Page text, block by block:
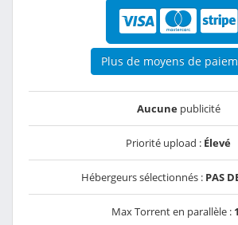
Plus de moyens de
Aucunepublicité
Priorité upload : Élevé
Hébergeurs sélectionnés : PAS
Max Torrent en parallèle :